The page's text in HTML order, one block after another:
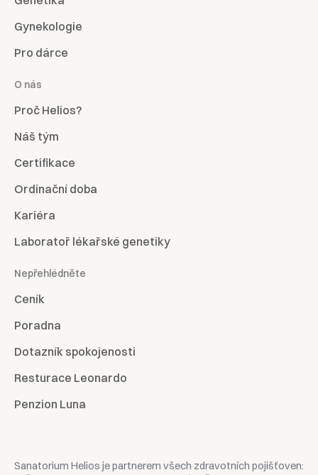
Gynekologie
Pro dárce
O nás
Proč Helios?
Náš tým
Certifikace
Ordinační doba
Kariéra
Laboratoř lékařské genetiky
Nepřehlédněte
Ceník
Poradna
Dotazník spokojenosti
Resturace Leonardo
Penzion Luna
Sanatorium Helios je partnerem všech zdravotních pojišťoven: